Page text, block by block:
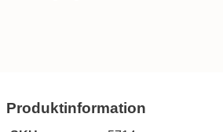
Produktinformation